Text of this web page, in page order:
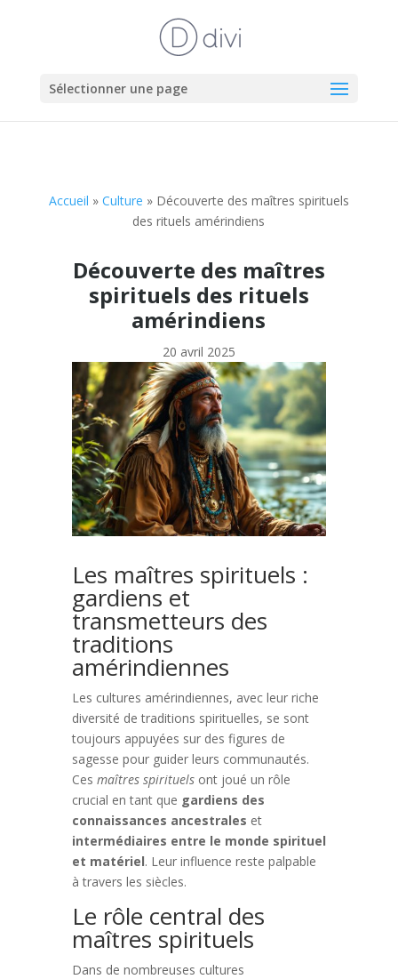
Sélectionner une page
Accueil » Culture » Découverte des maîtres spirituels
des rituels amérindiens
Découverte des maîtres
spirituels des rituels
amérindiens
20 avril 2025
Les maîtres spirituels :
gardiens et
transmetteurs des
traditions
amérindiennes
Les cultures amérindiennes, avec leur riche
diversité de traditions spirituelles, se sont
toujours appuyées sur des figures de
sagesse pour guider leurs communautés.
Ces maîtres spirituelsont joué un rôle
crucial en tant que gardiens des
connaissances ancestrales et
intermédiaires entre le monde spirituel
et matériel. Leur influence reste palpable
à travers les siècles.
Le rôle central des
maîtres spirituels
Dans de nombreuses cultures